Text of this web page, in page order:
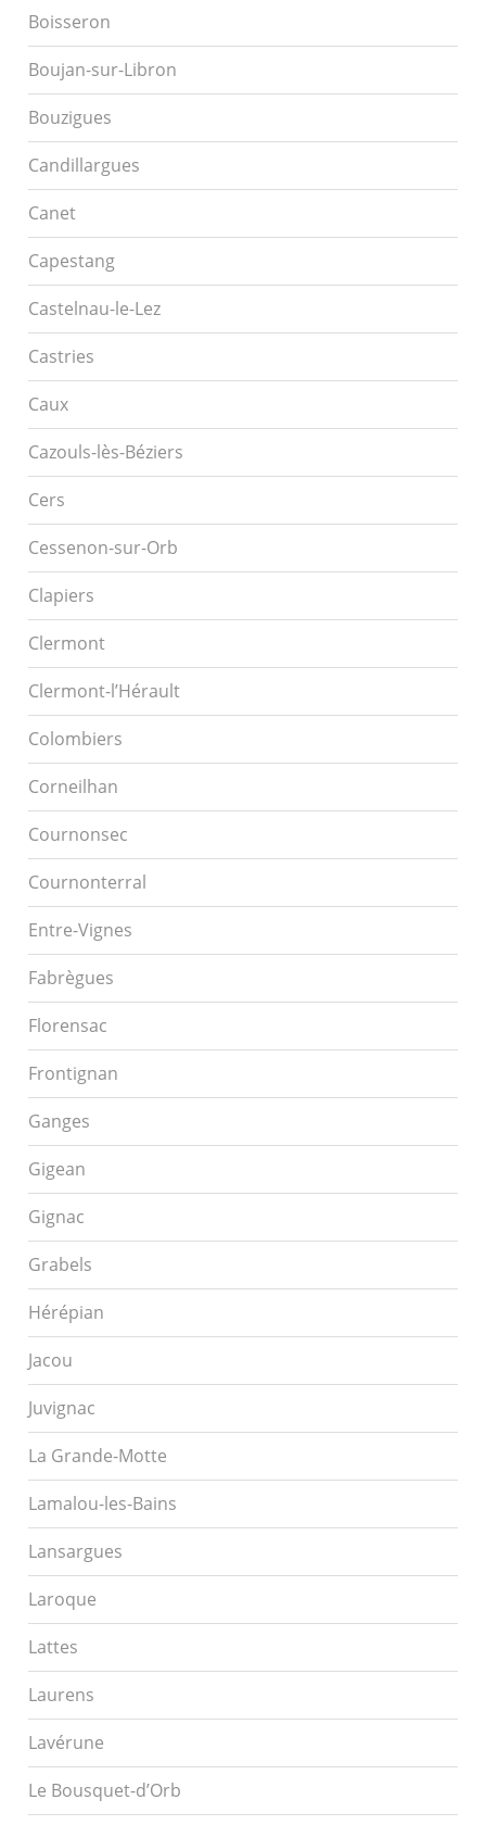
Boisseron
Boujan-sur-Libron
Bouzigues
Candillargues
Canet
Capestang
Castelnau-le-Lez
Castries
Caux
Cazouls-lès-Béziers
Cers
Cessenon-sur-Orb
Clapiers
Clermont
Clermont-l’Hérault
Colombiers
Corneilhan
Cournonsec
Cournonterral
Entre-Vignes
Fabrègues
Florensac
Frontignan
Ganges
Gigean
Gignac
Grabels
Hérépian
Jacou
Juvignac
La Grande-Motte
Lamalou-les-Bains
Lansargues
Laroque
Lattes
Laurens
Lavérune
Le Bousquet-d’Orb